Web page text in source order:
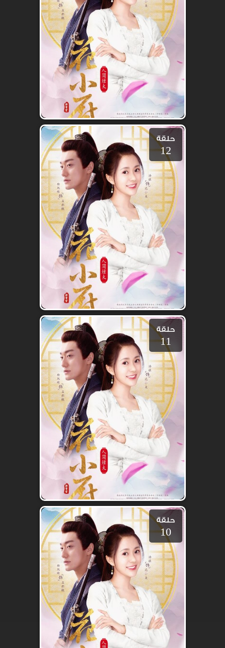
حلقة
12
حلقة
11
حلقة
10